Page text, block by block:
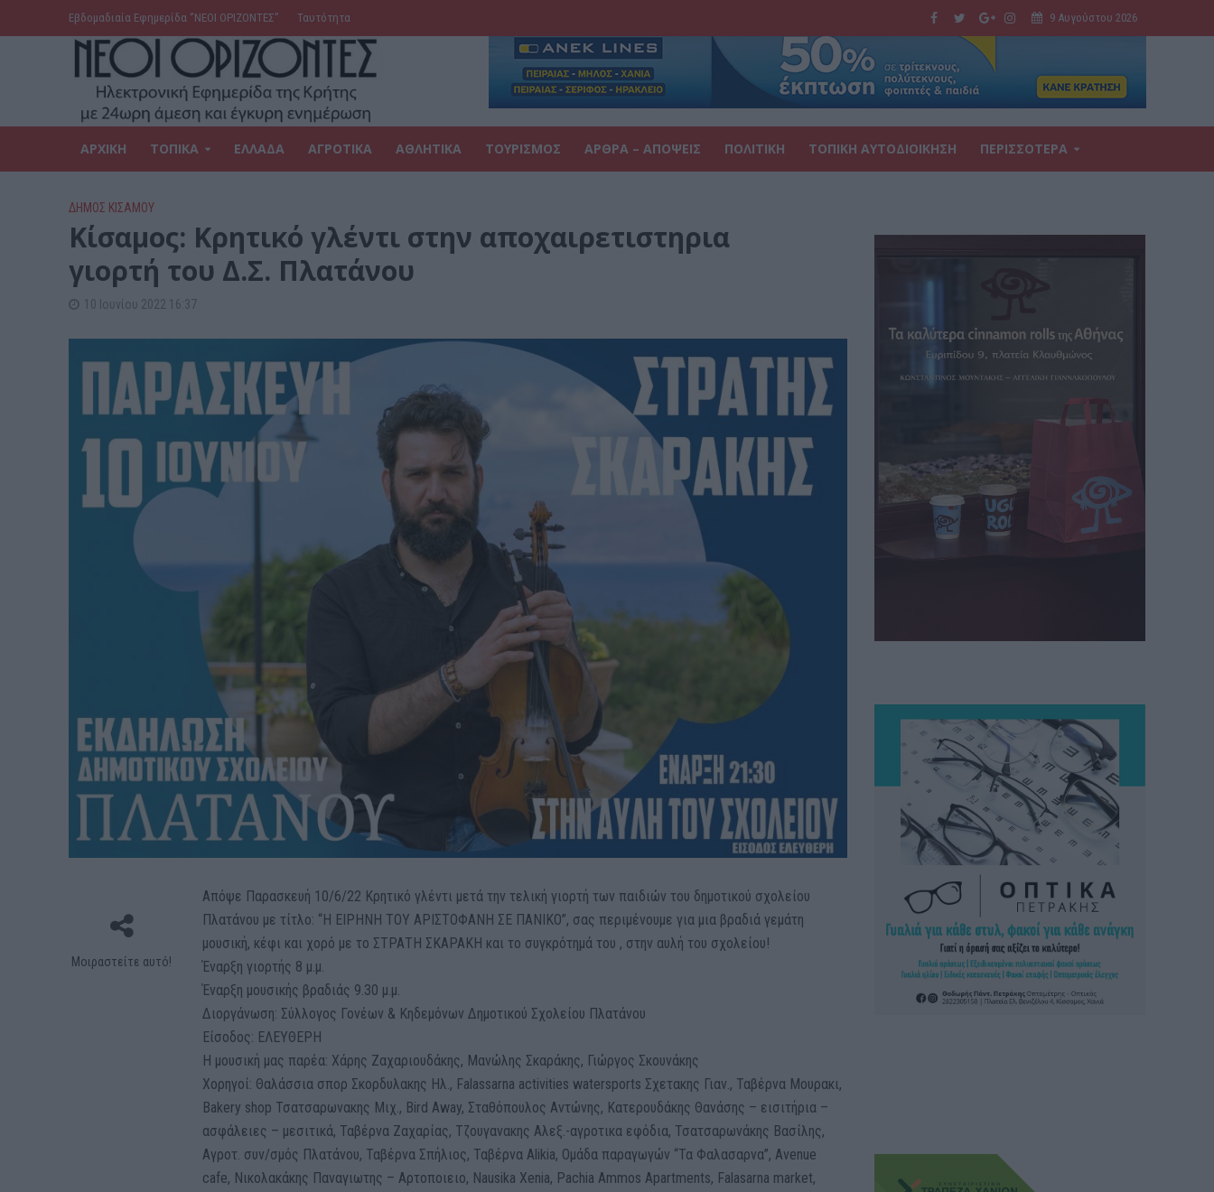
Εβδομαδιαία Εφημερίδα ‘’ΝΕΟΙ ΟΡΙΖΟΝΤΕΣ’’ Ταυτότητα 9 Αυγούστου 2026
ΑΡΧΙΚΗ ΤΟΠΙΚΑ ΕΛΛΑΔΑ ΑΓΡΟΤΙΚΑ ΑΘΛΗΤΙΚΑ ΤΟΥΡΙΣΜΟΣ ΑΡΘΡΑ – ΑΠΟΨΕΙΣ ΠΟΛΙΤΙΚΗ ΤΟΠΙΚΗ ΑΥΤΟΔΙΟΙΚΗΣΗ ΠΕΡΙΣΣΟΤΕΡΑ
ΔΉΜΟΣ ΚΙΣΆΜΟΥ
Κίσαμος: Κρητικό γλέντι στην αποχαιρετιστηρια
γιορτή του Δ.Σ. Πλατάνου
10 Ιουνίου 2022 16:37
Μοιραστείτε αυτό!
Απόψε Παρασκευή 10/6/22 Κρητικό γλέντι μετά την τελική γιορτή των παιδιών του δημοτικού σχολείου
Πλατάνου με τίτλο: “Η ΕΙΡΗΝΗ ΤΟΥ ΑΡΙΣΤΟΦΑΝΗ ΣΕ ΠΑΝΙΚΟ”, σας περιμένουμε για μια βραδιά γεμάτη
μουσική, κέφι και χορό με το ΣΤΡΑΤΗ ΣΚΑΡΑΚΗ και το συγκρότημά του , στην αυλή του σχολείου!
Έναρξη γιορτής 8 μ.μ.
Έναρξη μουσικής βραδιάς 9.30 μ.μ.
Διοργάνωση: Σύλλογος Γονέων & Κηδεμόνων Δημοτικού Σχολείου Πλατάνου
Είσοδος: ΕΛΕΥΘΕΡΗ
Η μουσική μας παρέα: Χάρης Ζαχαριουδάκης, Μανώλης Σκαράκης, Γιώργος Σκουνάκης
Χορηγοί: Θαλάσσια σπορ Σκορδυλακης Ηλ., Falassarna activities watersports Σχετακης Γιαν., Ταβέρνα Μουρακι,
Bakery shop Τσατσαρωνακης Μιχ., Bird Away, Σταθόπουλος Αντώνης, Κατερουδάκης Θανάσης – εισιτήρια –
ασφάλειες – μεσιτικά, Ταβέρνα Ζαχαρίας, Τζουγανακης Αλεξ.-αγροτικα εφόδια, Τσατσαρωνάκης Βασίλης,
Αγροτ. συν/σμός Πλατάνου, Ταβέρνα Σπήλιος, Ταβέρνα Alikia, Ομάδα παραγωγών “Τα Φαλασαρνα”, Avenue
cafe, Νικολακάκης Παναγιωτης – Αρτοποιειο, Nausika Xenia, Pachia Ammos Apartments, Falasarna market,